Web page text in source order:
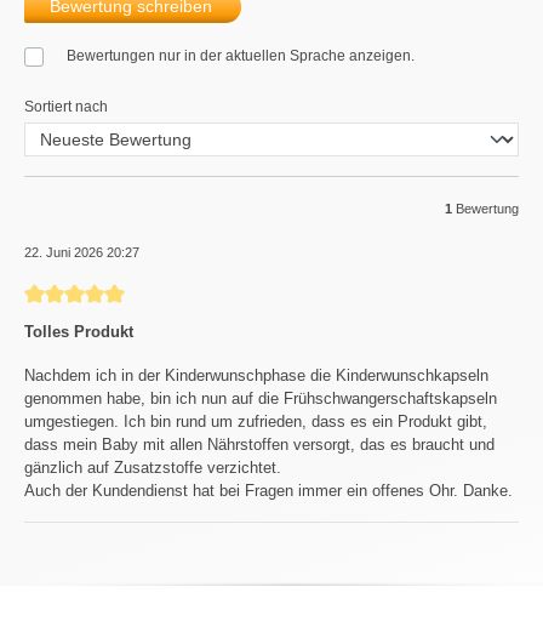
Bewertung schreiben
Bewertungen nur in der aktuellen Sprache anzeigen.
Sortiert nach
1 Bewertung
22. Juni 2026 20:27
Bewertung mit 5 von 5 Sternen
Tolles Produkt
Nachdem ich in der Kinderwunschphase die Kinderwunschkapseln
genommen habe, bin ich nun auf die Frühschwangerschaftskapseln
umgestiegen. Ich bin rund um zufrieden, dass es ein Produkt gibt,
dass mein Baby mit allen Nährstoffen versorgt, das es braucht und
gänzlich auf Zusatzstoffe verzichtet.
Auch der Kundendienst hat bei Fragen immer ein offenes Ohr. Danke.